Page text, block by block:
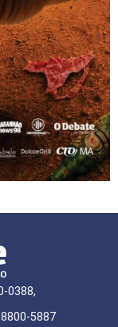
0388,
5887